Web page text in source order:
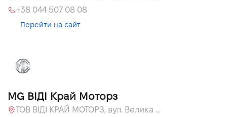
+38 044 507 08 08
Перейти на сайт
MG ВІДІ Край Моторз
ТОВ ВІДІ КРАЙ МОТОРЗ, вул. Велика Кільцева, 60а